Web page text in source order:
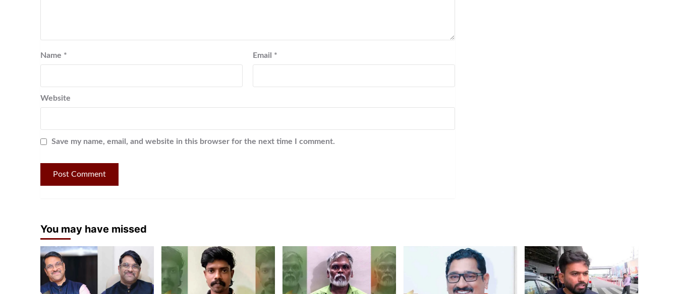
Name * Email *
Website
Save my name, email, and website in this browser for the next time I comment.
You may have missed